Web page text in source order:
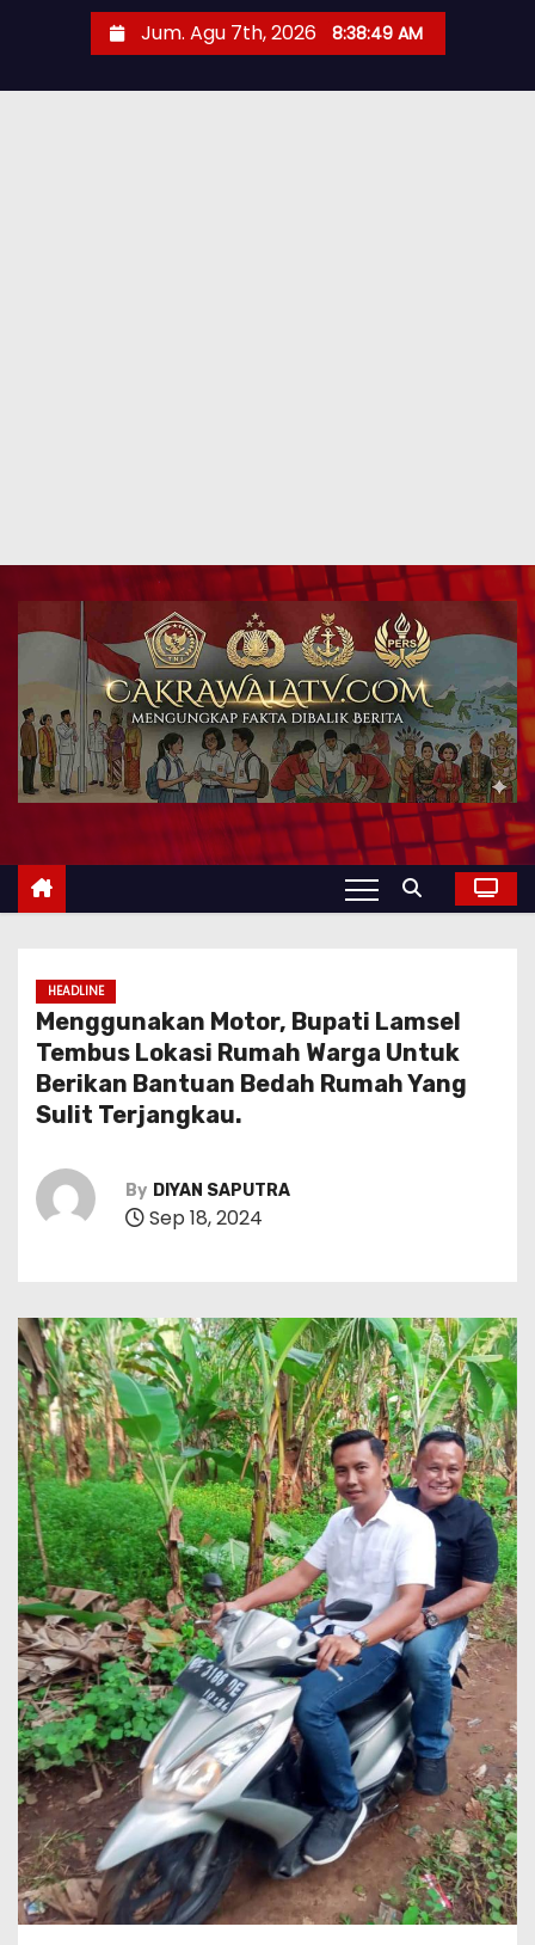
Jum. Agu 7th, 2026 8:38:50 AM
HEADLINE
Menggunakan Motor, Bupati Lamsel
Tembus Lokasi Rumah Warga Untuk
Berikan Bantuan Bedah Rumah Yang
Sulit Terjangkau.
By DIYAN SAPUTRA
Sep 18, 2024